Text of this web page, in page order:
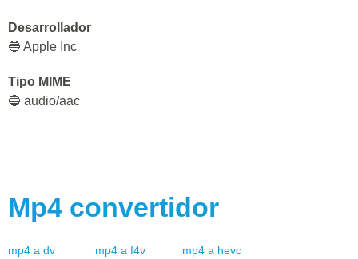
Desarrollador
🔵 Apple Inc
Tipo MIME
🔵 audio/aac
Mp4 convertidor
mp4 a dv mp4 a f4v mp4 a hevc